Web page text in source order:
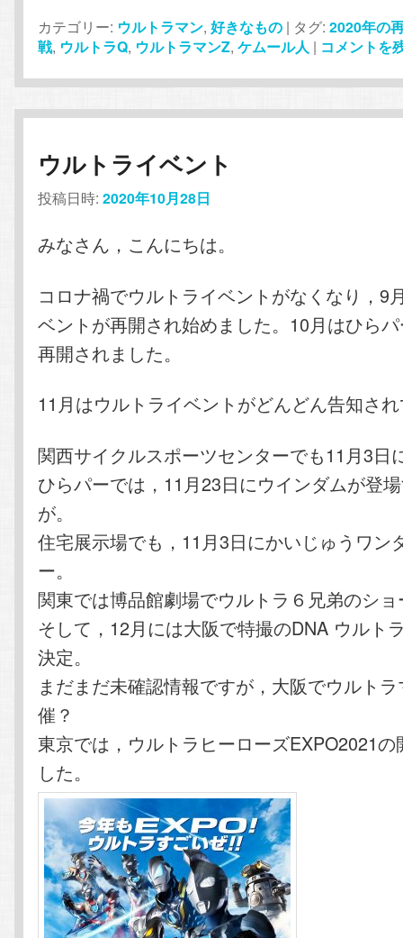
カテゴリー: ウルトラマン,好きなもの | タグ: 2020年の
戦, ウルトラQ, ウルトラマンZ,ケムール人 | コメントを
ウルトライベント
投稿日時:2020年10月28日
みなさん，こんにちは。
コロナ禍でウルトライベントがなくなり，9
ベントが再開され始めました。10月はひら
再開されました。
11月はウルトライベントがどんどん告知さ
関西サイクルスポーツセンターでも11月3日
ひらパーでは，11月23日にウインダムが登
が。
住宅展示場でも，11月3日にかいじゅうワン
ー。
関東では博品館劇場でウルトラ６兄弟のシ
そして，12月には大阪で特撮のDNA ウルト
決定。
まだまだ未確認情報ですが，大阪でウルト
催？
東京では，ウルトラヒーローズEXPO2021
した。